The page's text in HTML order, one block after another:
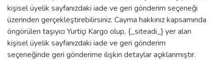
kişisel üyelik sayfanızdaki iade ve geri gönderim seçeneği
üzerinden gerçekleştirebilirsiniz. Cayma hakkınız kapsamında
öngörülen taşıyıcı Yurtiçi Kargo olup, {_siteadi_} yer alan
kişisel üyelik sayfanızdaki iade ve geri gönderim
seçeneğinde geri gönderime ilişkin detaylar açıklanmıştır.